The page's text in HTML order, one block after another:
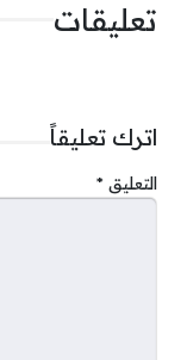
تعليقات
اترك تعليقاً
التعليق *